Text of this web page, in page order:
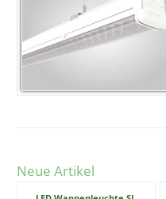
Neue Artikel